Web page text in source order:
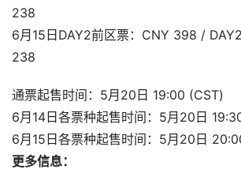
238
6月15日DAY2前区票：CNY 398 /
238
通票起售时间：5月20日 19:00 (CST)
6月14日各票种起售时间：5月20日
6月15日各票种起售时间：5月20日
更多信息：